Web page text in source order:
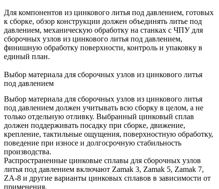
Для компонентов из цинкового литья под давлением, готовых
к сборке, обзор конструкции должен объединять литье под
давлением, механическую обработку на станках с ЧПУ для
сборочных узлов из цинкового литья под давлением,
финишную обработку поверхности, контроль и упаковку в
единый план.
Выбор материала для сборочных узлов из цинкового литья
под давлением
Выбор материала для сборочных узлов из цинкового литья
под давлением должен учитывать всю сборку в целом, а не
только отдельную отливку. Выбранный цинковый сплав
должен поддерживать посадку при сборке, движение,
крепление, тактильные ощущения, поверхностную обработку,
поведение при износе и долгосрочную стабильность
производства.
Распространенные цинковые сплавы для сборочных узлов
литья под давлением включают Zamak 3, Zamak 5, Zamak 7,
ZA-8 и другие варианты цинковых сплавов в зависимости от
применения.